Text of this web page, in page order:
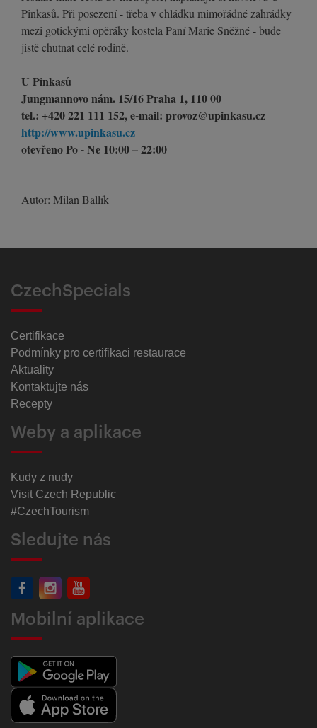
Pinkasů. Při posezení - třeba v chládku mimořádné zahrádky
mezi gotickými opěráky kostela Paní Marie Sněžné - bude
jistě chutnat celé rodině.
U Pinkasů
Jungmannovo nám. 15/16 Praha 1, 110 00
tel.: +420 221 111 152, e-mail: provoz@upinkasu.cz
​​​​​​​http://www.upinkasu.cz
otevřeno Po - Ne 10:00 – 22:00
Autor: Milan Ballík
CzechSpecials
Certifikace
Podmínky pro certifikaci restaurace
Aktuality
Kontaktujte nás
Recepty
Weby a aplikace
Kudy z nudy
Visit Czech Republic
#CzechTourism
Sledujte nás
Mobilní aplikace